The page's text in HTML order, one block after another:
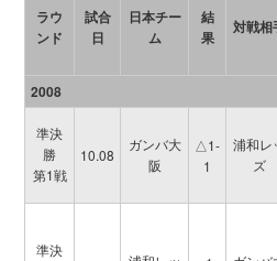
ラウ
ンド
試合
日
日本チー
ム
結
果
対戦相
2008
準決
勝
第1戦
10.08
ガンバ大
阪
△1-
1
浦和レ
ズ
準決